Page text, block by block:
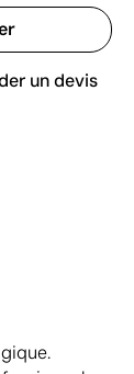
un devis